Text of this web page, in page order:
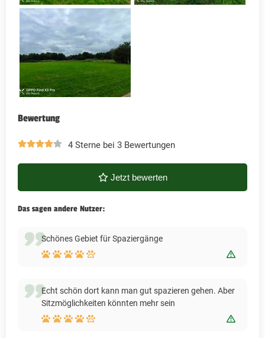
Bewertung
4 Sterne bei 3 Bewertungen
Jetzt bewerten
Das sagen andere Nutzer:
Schönes Gebiet für Spaziergänge
Echt schön dort kann man gut spazieren gehen. Aber
Sitzmöglichkeiten könnten mehr sein